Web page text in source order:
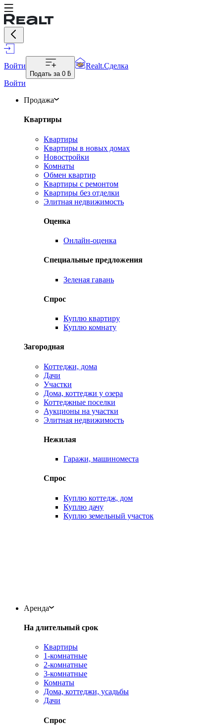
Войти
Подать за 0 ƃ
Realt.Сделка
Войти
Продажа
Квартиры
Квартиры
Квартиры в новых домах
Новостройки
Комнаты
Обмен квартир
Квартиры с ремонтом
Квартиры без отделки
Элитная недвижимость
Оценка
Онлайн-оценка
Специальные предложения
Зеленая гавань
Спрос
Куплю квартиру
Куплю комнату
Загородная
Коттеджи, дома
Дачи
Участки
Дома, коттеджи у озера
Коттеджные поселки
Аукционы на участки
Элитная недвижимость
Нежилая
Гаражи, машиноместа
Спрос
Куплю коттедж, дом
Куплю дачу
Куплю земельный участок
Аренда
На длительный срок
Квартиры
1-комнатные
2-комнатные
3-комнатные
Комнаты
Дома, коттеджи, усадьбы
Дачи
Спрос